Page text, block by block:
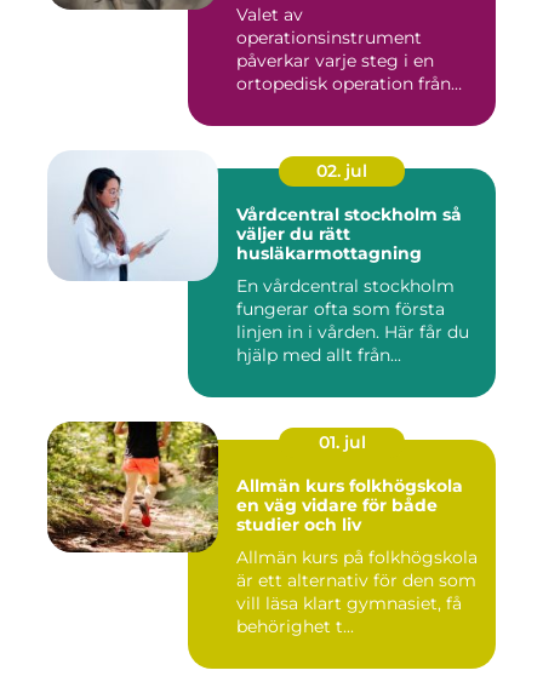
Valet av
operationsinstrument
påverkar varje steg i en
ortopedisk operation från
02. jul
Vårdcentral stockholm så
väljer du rätt
husläkarmottagning
En vårdcentral stockholm
fungerar ofta som första
linjen in i vården. Här får du
hjälp med allt från...
01. jul
Allmän kurs folkhögskola
en väg vidare för både
studier och liv
Allmän kurs på folkhögskola
är ett alternativ för den som
vill läsa klart gymnasiet, få
behörighet t...